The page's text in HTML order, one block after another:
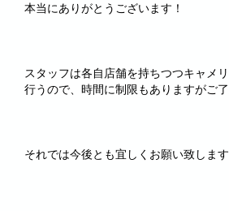
本当にありがとうございます！
スタッフは各自店舗を持ちつつキャメ
行うので、時間に制限もありますがご
それでは今後とも宜しくお願い致します